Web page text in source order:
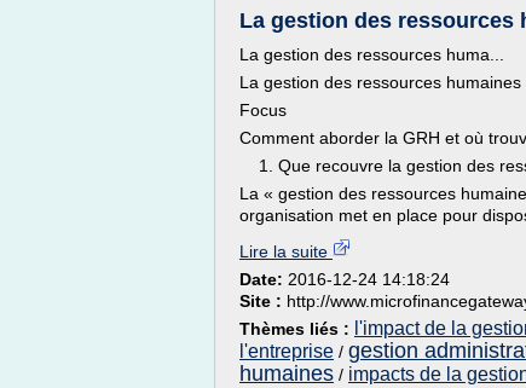
La gestion des ressources
La gestion des ressources huma...
La gestion des ressources
Focus
Comment aborder la GRH et où
1. Que recouvre la gestion des
La « gestion des ressources
organisation met en place pour
Lire la suite
Date: 2016-12-24 14:18:24
Site : http://
Thèmes liés : l'impact de la
l'entreprise / gestion
humaines / impacts de la